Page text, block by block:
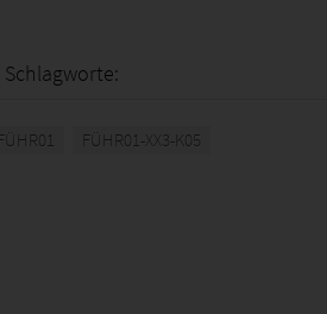
FÜHR01 FÜHR01-XX3-K05